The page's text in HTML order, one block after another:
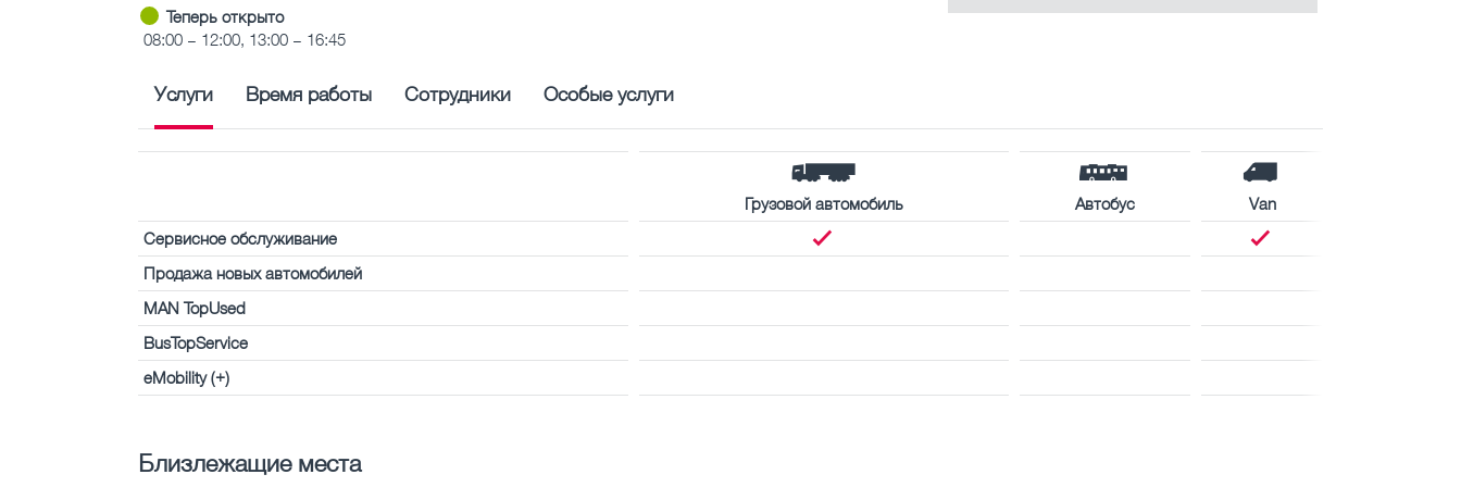
Теперь открыто
08:00 – 12:00, 13:00 – 16:45
Услуги Время работы Сотрудники Особые услуги
Грузовой автомобиль Автобус
Van
Сервисное обслуживание
Продажа новых автомобилей
MAN TopUsed
BusTopService
eMobility (+)
Близлежащие места